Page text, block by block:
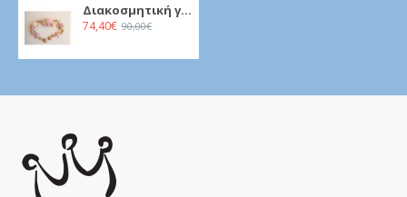
Διακοσμητική γιρλάντα - Ροζ ελεφαντάκια.
74,40€ 90,00€